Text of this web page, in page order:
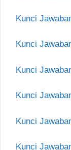
Kunci
Kunci
Kunci
Kunci
Kunci
Kunci